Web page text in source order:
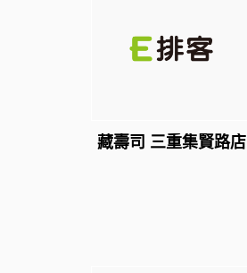
藏壽司 三重集賢路店